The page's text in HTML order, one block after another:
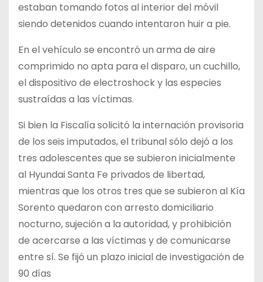
estaban tomando fotos al interior del móvil
siendo detenidos cuando intentaron huir a pie.
En el vehículo se encontró un arma de aire
comprimido no apta para el disparo, un cuchillo,
el dispositivo de electroshock y las especies
sustraídas a las víctimas.
Si bien la Fiscalía solicitó la internación provisoria
de los seis imputados, el tribunal sólo dejó a los
tres adolescentes que se subieron inicialmente
al Hyundai Santa Fe privados de libertad,
mientras que los otros tres que se subieron al Kía
Sorento quedaron con arresto domiciliario
nocturno, sujeción a la autoridad, y prohibición
de acercarse a las víctimas y de comunicarse
entre sí. Se fijó un plazo inicial de investigación de
90 días